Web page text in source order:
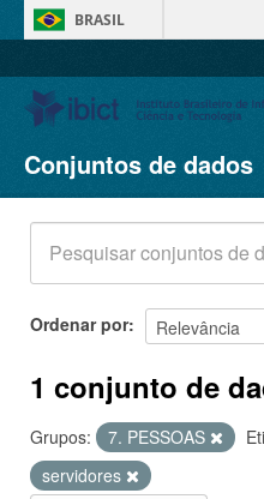
BRASIL
Conjuntos de dados
Organizações
Grupos
Sobre
Conjuntos de dados
Ordenar por
1 conjunto de
Grupos: 7. PESSOAS
servidores